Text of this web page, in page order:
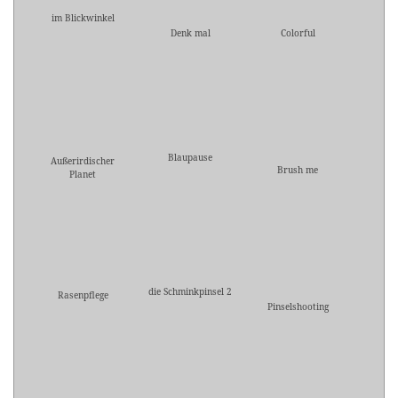
im Blickwinkel
Denk mal
Colorful
Außerirdischer
Planet
Blaupause
Brush me
Rasenpflege
die Schminkpinsel 2
Pinselshooting